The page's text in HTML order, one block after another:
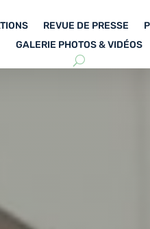
REVUE DE PRESSE
GALERIE PHOTOS & VIDÉOS